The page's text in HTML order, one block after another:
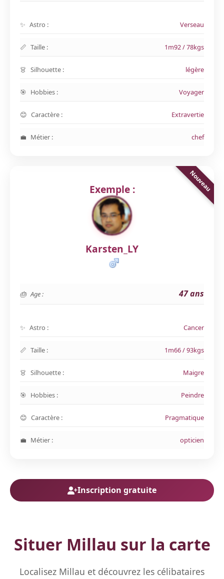
Astro : Verseau
Taille : 1m92 / 78kgs
Silhouette : légère
Hobbies : Voyager
Caractère : Extravertie
Métier : chef
Exemple :
Karsten_LY
Age : 47 ans
Astro : Cancer
Taille : 1m66 / 93kgs
Silhouette : Maigre
Hobbies : Peindre
Caractère : Pragmatique
Métier : opticien
Inscription gratuite
Situer Millau sur la carte
Localisez Millau et découvrez les célibataires